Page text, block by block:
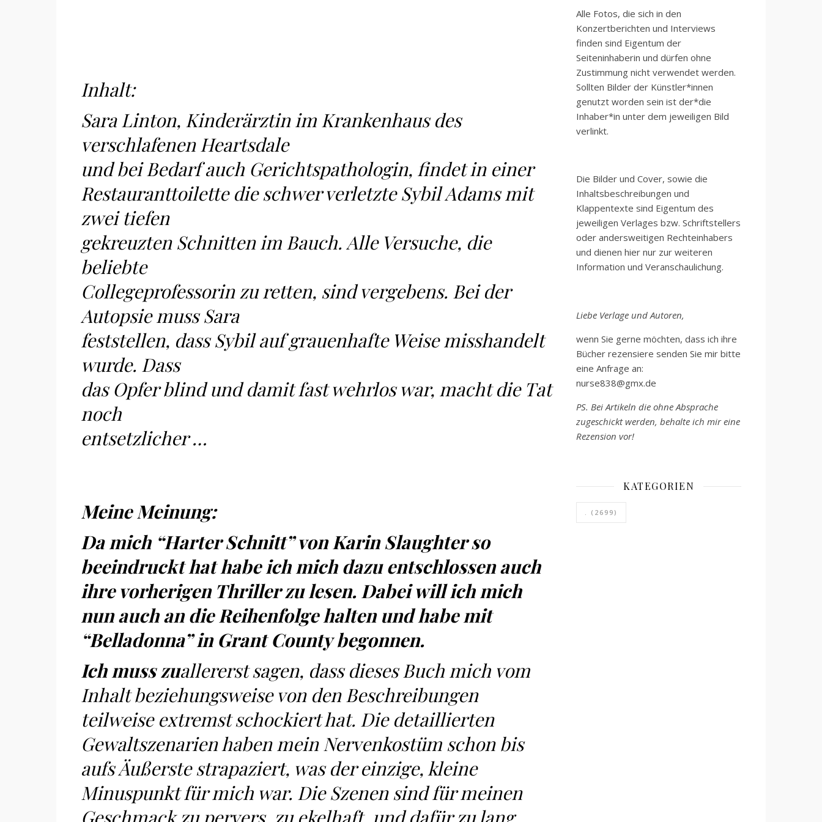
Inhalt:
Sara Linton, Kinderärztin im Krankenhaus des
verschlafenen Heartsdale
und bei Bedarf auch Gerichtspathologin, findet in einer
Restauranttoilette die schwer verletzte Sybil Adams mit
zwei tiefen
gekreuzten Schnitten im Bauch. Alle Versuche, die
beliebte
Collegeprofessorin zu retten, sind vergebens. Bei der
Autopsie muss Sara
feststellen, dass Sybil auf grauenhafte Weise misshandelt
wurde. Dass
das Opfer blind und damit fast wehrlos war, macht die Tat
noch
entsetzlicher …
Meine Meinung:
Da mich “Harter Schnitt” von Karin Slaughter so
beeindruckt hat habe ich mich dazu entschlossen auch
ihre vorherigen Thriller zu lesen. Dabei will ich mich
nun auch an die Reihenfolge halten und habe mit
“Belladonna” in Grant County begonnen.
Ich muss zuallererst sagen, dass dieses Buch mich vom
Inhalt beziehungsweise von den Beschreibungen
teilweise extremst schockiert hat. Die detaillierten
Gewaltszenarien haben mein Nervenkostüm schon bis
aufs Äußerste strapaziert, was der einzige, kleine
Minuspunkt für mich war. Die Szenen sind für meinen
Geschmack zu pervers, zu ekelhaft, und dafür zu lang
Alle Fotos, die sich in den
Konzertberichten und Interviews
finden sind Eigentum der
Seiteninhaberin und dürfen ohne
Zustimmung nicht verwendet werden.
Sollten Bilder der Künstler*innen
genutzt worden sein ist der*die
Inhaber*in unter dem jeweiligen Bild
verlinkt.
Die Bilder und Cover, sowie die
Inhaltsbeschreibungen und
Klappentexte sind Eigentum des
jeweiligen Verlages bzw. Schriftstellers
oder andersweitigen Rechteinhabers
und dienen hier nur zur weiteren
Information und Veranschaulichung.
Liebe Verlage und Autoren,
wenn Sie gerne möchten, dass ich ihre
Bücher rezensiere senden Sie mir bitte
eine Anfrage an:
nurse838@gmx.de
PS. Bei Artikeln die ohne Absprache
zugeschickt werden, behalte ich mir eine
Rezension vor!
KATEGORIEN
. (2699)